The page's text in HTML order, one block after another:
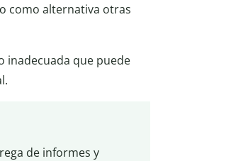
como alternativa otras
inadecuada que puede
de informes y